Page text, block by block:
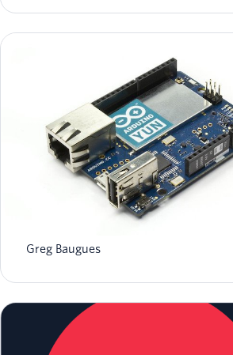
Construya una cabina de fotos con un
Greg Baugues